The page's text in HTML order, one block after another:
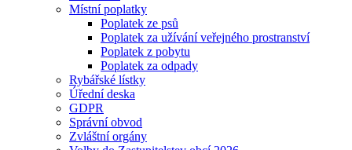
Místní poplatky
Poplatek ze psů
Poplatek za užívání veřejného prostranství
Poplatek z pobytu
Poplatek za odpady
Rybářské lístky
Úřední deska
GDPR
Správní obvod
Zvláštní orgány